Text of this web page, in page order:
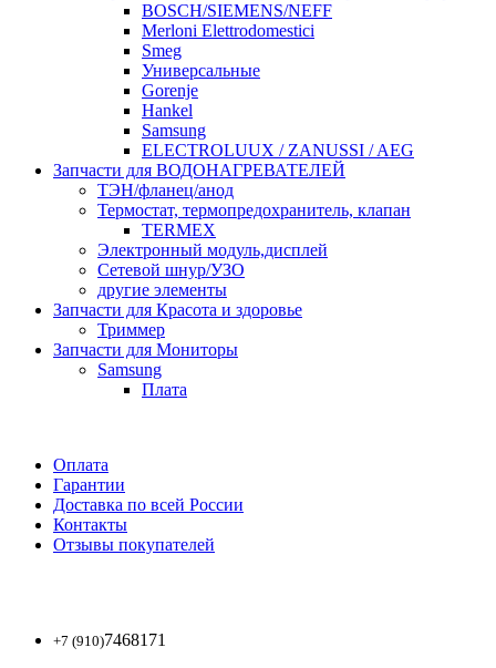
BOSCH/SIEMENS/NEFF
Merloni Elettrodomestici
Smeg
Универсальные
Gorenje
Hankel
Samsung
ELECTROLUUX / ZANUSSI / AEG
Запчасти для ВОДОНАГРЕВАТЕЛЕЙ
ТЭН/фланец/анод
Термостат, термопредохранитель, клапан
TERMEX
Электронный модуль,дисплей
Сетевой шнур/УЗО
другие элементы
Запчасти для Красота и здоровье
Триммер
Запчасти для Мониторы
Samsung
Плата
Оплата
Гарантии
Доставка по всей России
Контакты
Отзывы покупателей
+7 (910)7468171